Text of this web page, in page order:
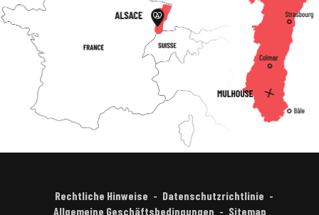
Rechtliche Hinweise
Datenschutzrichtlinie
Allgemeine Geschäftsbedingungen
Sitemap